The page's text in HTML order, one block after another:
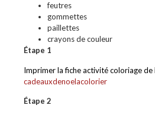
feutres
gommettes
paillettes
crayons de couleur
Étape 1
Imprimer la fiche activité coloriage de
cadeauxdenoelacolorier
Étape 2